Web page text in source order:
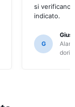
si verificano
indicato.
G
dori